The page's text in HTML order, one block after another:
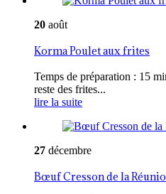
20 août
Korma Poulet aux frites
Temps de préparation : 15
reste des frites...
lire la suite
27 décembre
Bœuf Cresson de la